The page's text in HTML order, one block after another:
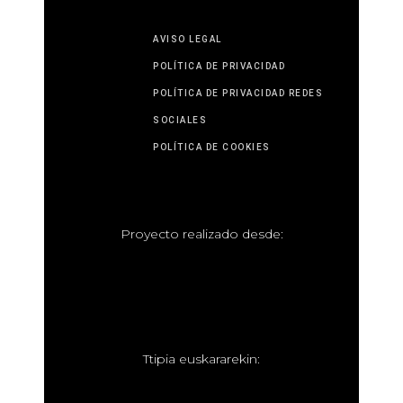
AVISO LEGAL
POLÍTICA DE PRIVACIDAD
POLÍTICA DE PRIVACIDAD REDES
SOCIALES
POLÍTICA DE COOKIES
Proyecto realizado desde:
Ttipia euskararekin: